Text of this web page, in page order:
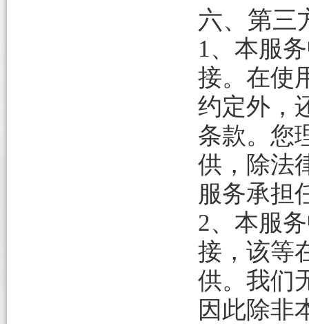
六、第三
1、本服
接。在使
约定外，
条款。您
供，除法
服务承担
2、本服
接，该等
供。我们
因此除非